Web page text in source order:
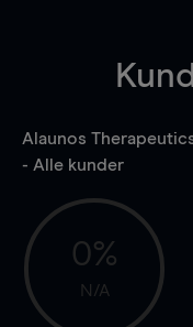
Alaunos
- Alle kunder
0%
N/A